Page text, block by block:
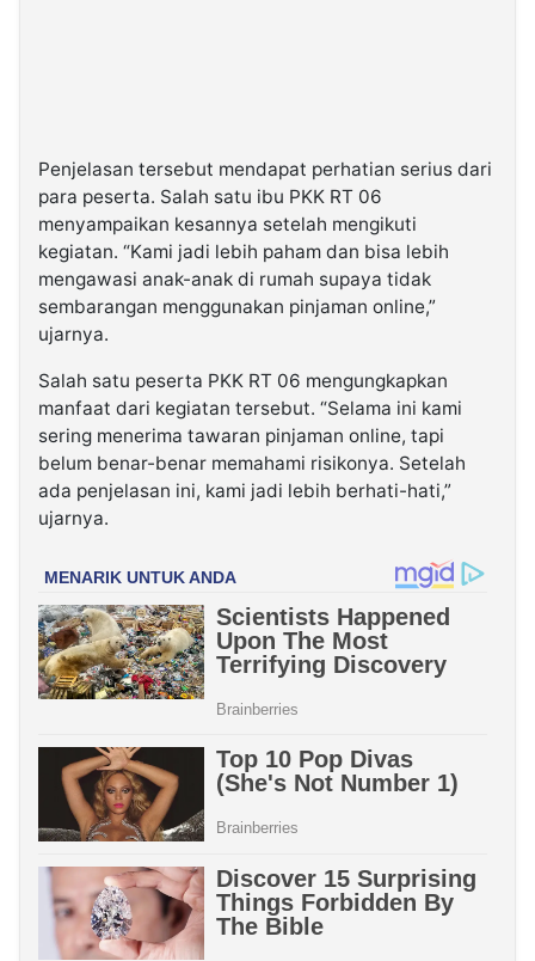
Penjelasan tersebut mendapat perhatian serius dari
para peserta. Salah satu ibu PKK RT 06
menyampaikan kesannya setelah mengikuti
kegiatan. “Kami jadi lebih paham dan bisa lebih
mengawasi anak-anak di rumah supaya tidak
sembarangan menggunakan pinjaman online,”
ujarnya.
Salah satu peserta PKK RT 06 mengungkapkan
manfaat dari kegiatan tersebut. “Selama ini kami
sering menerima tawaran pinjaman online, tapi
belum benar-benar memahami risikonya. Setelah
ada penjelasan ini, kami jadi lebih berhati-hati,”
ujarnya.